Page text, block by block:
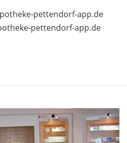
pettendorf-app.de
pettendorf-app.de